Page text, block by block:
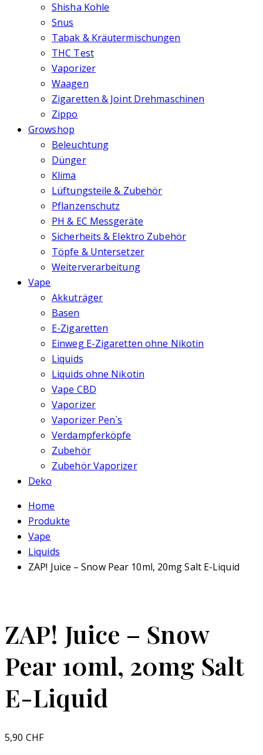
Shisha Kohle
Snus
Tabak & Kräutermischungen
THC Test
Vaporizer
Waagen
Zigaretten & Joint Drehmaschinen
Zippo
Growshop
Beleuchtung
Dünger
Klima
Lüftungsteile & Zubehör
Pflanzenschutz
PH & EC Messgeräte
Sicherheits & Elektro Zubehör
Töpfe & Untersetzer
Weiterverarbeitung
Vape
Akkuträger
Basen
E-Zigaretten
Einweg E-Zigaretten ohne Nikotin
Liquids
Liquids ohne Nikotin
Vape CBD
Vaporizer
Vaporizer Pen`s
Verdampferköpfe
Zubehör
Zubehör Vaporizer
Deko
Home
Produkte
Vape
Liquids
ZAP! Juice – Snow Pear 10ml, 20mg Salt E-Liquid
ZAP! Juice – Snow
Pear 10ml, 20mg Salt
E-Liquid
5,90 CHF